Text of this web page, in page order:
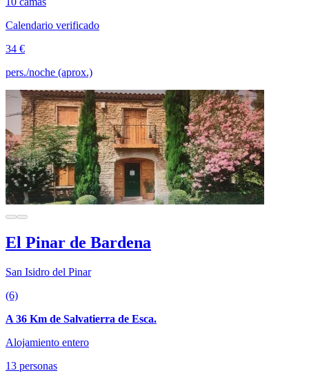
Calendario verificado
34 €
pers./noche (aprox.)
El Pinar de Bardena
San Isidro del Pinar
(6)
A 36 Km de Salvatierra de Esca.
Alojamiento entero
13 personas